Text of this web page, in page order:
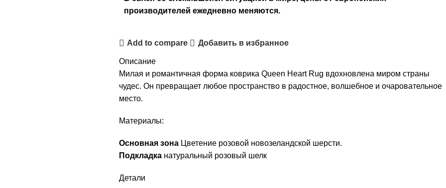
производителей ежедневно меняются.
Add to compare Добавить в избранное
Описание
Милая и романтичная форма коврика Queen Heart Rug вдохновлена ​​миром страны
чудес. Он превращает любое пространство в радостное, волшебное и очаровательное
место.
Материалы:
Основная зона Цветение розовой новозеландской шерсти.
Подкладка натуральный розовый шелк
Детали